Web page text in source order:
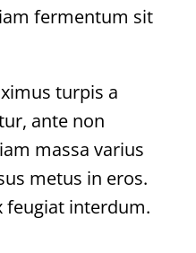
fermentum sit
turpis a
ante non
massa varius
metus in eros.
feugiat interdum.